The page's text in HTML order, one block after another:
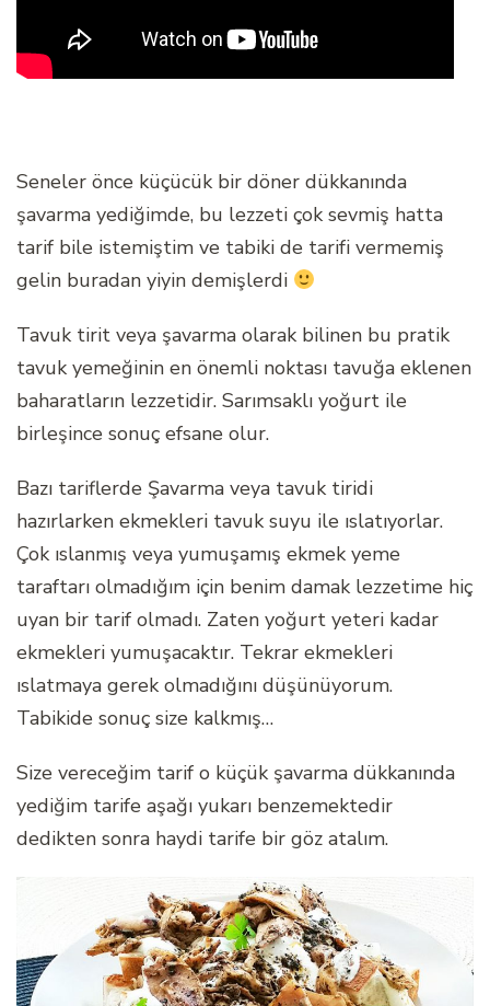
Seneler önce küçücük bir döner dükkanında
şavarma yediğimde, bu lezzeti çok sevmiş hatta
tarif bile istemiştim ve tabiki de tarifi vermemiş
gelin buradan yiyin demişlerdi
Tavuk tirit veya şavarma olarak bilinen bu pratik
tavuk yemeğinin en önemli noktası tavuğa eklenen
baharatların lezzetidir. Sarımsaklı yoğurt ile
birleşince sonuç efsane olur.
Bazı tariflerde Şavarma veya tavuk tiridi
hazırlarken ekmekleri tavuk suyu ile ıslatıyorlar.
Çok ıslanmış veya yumuşamış ekmek yeme
taraftarı olmadığım için benim damak lezzetime hiç
uyan bir tarif olmadı. Zaten yoğurt yeteri kadar
ekmekleri yumuşacaktır. Tekrar ekmekleri
ıslatmaya gerek olmadığını düşünüyorum.
Tabikide sonuç size kalkmış…
Size vereceğim tarif o küçük şavarma dükkanında
yediğim tarife aşağı yukarı benzemektedir
dedikten sonra haydi tarife bir göz atalım.